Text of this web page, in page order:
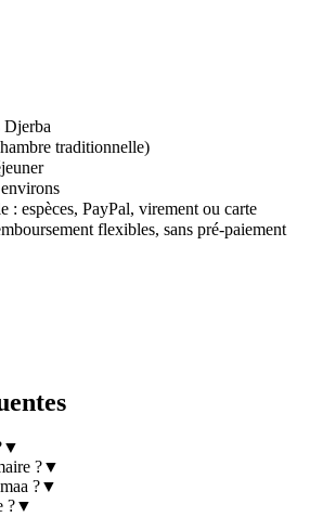
Djerba
traditionnelle)
: espèces, PayPal, virement ou carte
flexibles, sans pré-paiement
▼
?▼
?▼
?▼